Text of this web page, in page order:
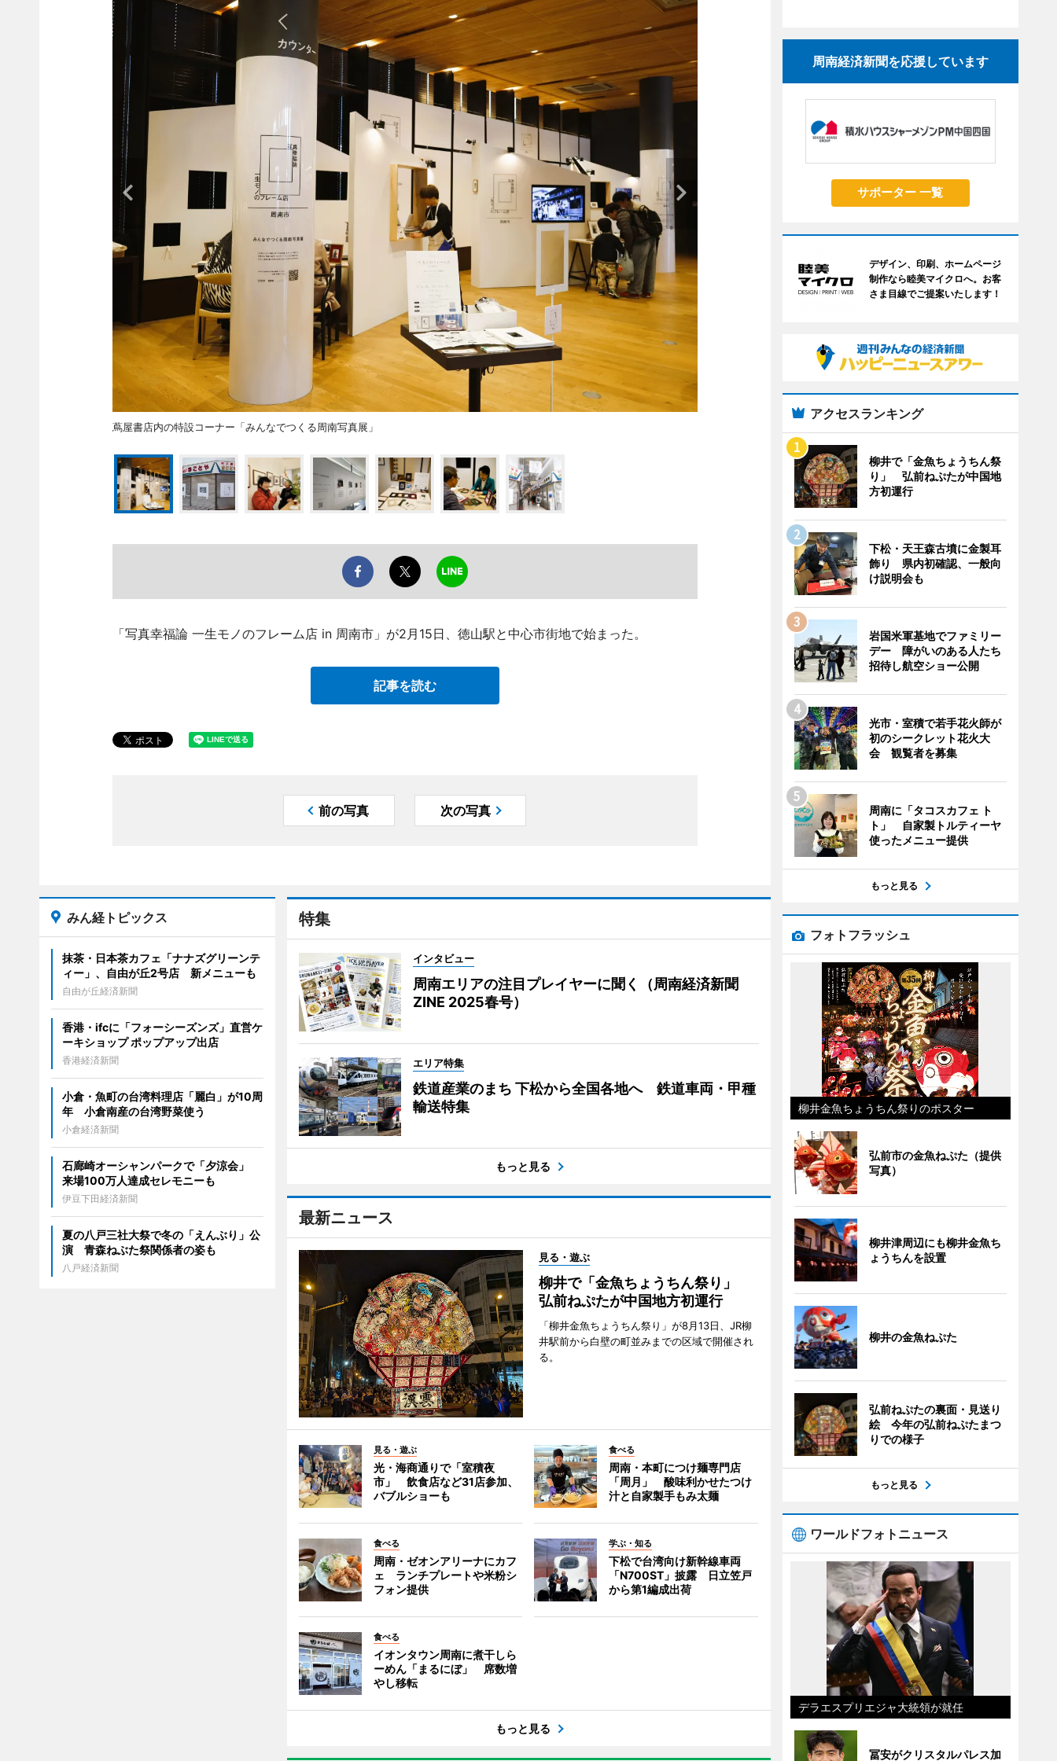
蔦屋書店内の特設コーナー「みんなでつくる周南写真展」
「写真幸福論 一生モノのフレーム店 in 周南市」が2月15日、徳山駅と中心市街地で始まった。
記事を読む
前の写真 次の写真
特集
インタビュー
周南エリアの注目プレイヤーに聞く（周南経済新聞
ZINE 2025春号）
エリア特集
鉄道産業のまち 下松から全国各地へ 鉄道車両・甲種
輸送特集
もっと見る
最新ニュース
見る・遊ぶ
柳井で「金魚ちょうちん祭り」
弘前ねぷたが中国地方初運行
「柳井金魚ちょうちん祭り」が8月13日、JR柳
井駅前から白壁の町並みまでの区域で開催され
る。
見る・遊ぶ
光・海商通りで「室積夜
市」 飲食店など31店参加、
バブルショーも
食べる
周南・本町につけ麺専門店
「周月」 酸味利かせたつけ
汁と自家製手もみ太麺
食べる
周南・ゼオンアリーナにカフ
ェ ランチプレートや米粉シ
フォン提供
学ぶ・知る
下松で台湾向け新幹線車両
「N700ST」披露 日立笠戸
から第1編成出荷
食べる
イオンタウン周南に煮干しら
ーめん「まるにぼ」 席数増
やし移転
もっと見る
みん経トピックス
抹茶・日本茶カフェ「ナナズグリーンテ
ィー」、自由が丘2号店 新メニューも
自由が丘経済新聞
香港・ifcに「フォーシーズンズ」直営ケ
ーキショップ ポップアップ出店
香港経済新聞
小倉・魚町の台湾料理店「麗白」が10周
年 小倉南産の台湾野菜使う
小倉経済新聞
石廊崎オーシャンパークで「夕涼会」
来場100万人達成セレモニーも
伊豆下田経済新聞
夏の八戸三社大祭で冬の「えんぶり」公
演 青森ねぶた祭関係者の姿も
八戸経済新聞
周南経済新聞を応援しています
サポーター 一覧
デザイン、印刷、ホームページ
制作なら睦美マイクロへ。お客
さま目線でご提案いたします！
アクセスランキング
柳井で「金魚ちょうちん祭
り」 弘前ねぷたが中国地
方初運行
下松・天王森古墳に金製耳
飾り 県内初確認、一般向
け説明会も
岩国米軍基地でファミリー
デー 障がいのある人たち
招待し航空ショー公開
光市・室積で若手花火師が
初のシークレット花火大
会 観覧者を募集
周南に「タコスカフェ ト
ト」 自家製トルティーヤ
使ったメニュー提供
もっと見る
フォトフラッシュ
柳井金魚ちょうちん祭りのポスター
弘前市の金魚ねぷた（提供
写真）
柳井津周辺にも柳井金魚ち
ょうちんを設置
柳井の金魚ねぷた
弘前ねぷたの裏面・見送り
絵 今年の弘前ねぷたまつ
りでの様子
もっと見る
ワールドフォトニュース
デラエスプリエジャ大統領が就任
冨安がクリスタルパレス加